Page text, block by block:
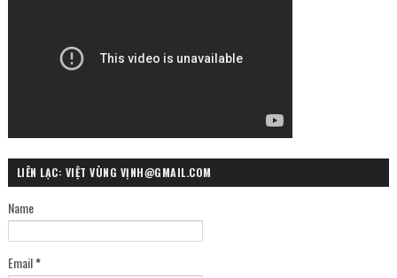
LIÊN LẠC: VIỆT VÙNG VỊNH@GMAIL.COM
Name
Email*